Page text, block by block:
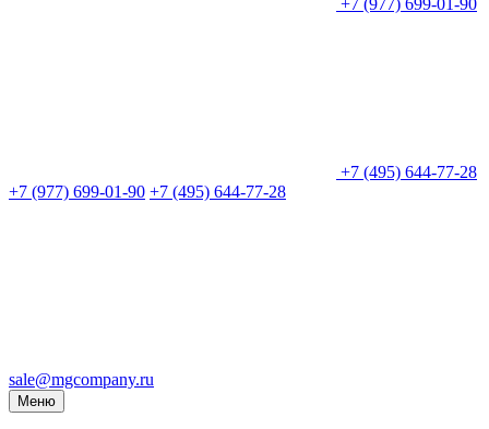
+7 (977) 699-01-90
+7 (495) 644-77-28
+7 (977) 699-01-90 +7 (495) 644-77-28
sale@mgcompany.ru
Меню